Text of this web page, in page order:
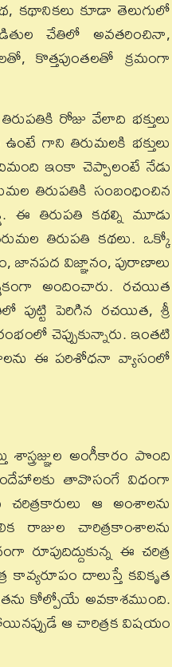
కథానికలు కూడా తెలుగులో
చేతిలో అవతరించినా,
కొత్తపుంతలతో క్రమంగా
రోజు వేలాది భక్తులు
ఉంటే గాని తిరుమలకి భక్తులు
ఇంకా చెప్పాలంటే నేడు
తిరుపతికి సంబంధించిన
ఈ తిరుపతి కథల్ని మూడు
తిరుపతి కథలు. ఒక్కో
జానపద విజ్ఞానం, పురాణాలు
అందించారు. రచయిత
పుట్టి పెరిగిన రచయిత, శ్రీ
చెప్పుకున్నారు. ఇంతటి
ఈ పరిశోధనా వ్యాసంలో
అంగీకారం పొంది
తావొసంగే విధంగా
ఆ అంశాలను
రాజుల చారిత్రకాంశాలను
ఈ చరిత్ర
దాలుస్తే కవికృత
కోల్పోయే అవకాశముంది.
ఆ చారిత్రక విషయం